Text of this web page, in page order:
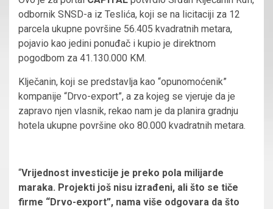
odbornik SNSD-a iz Teslića, koji se na licitaciji za 12
parcela ukupne površine 56.405 kvadratnih metara,
pojavio kao jedini ponuđač i kupio je direktnom
pogodbom za 41.130.000 KM.
Klječanin, koji se predstavlja kao “opunomoćenik”
kompanije “Drvo-export”, a za kojeg se vjeruje da je
zapravo njen vlasnik, rekao nam je da planira gradnju
hotela ukupne površine oko 80.000 kvadratnih metara.
“Vrijednost investicije je preko pola milijarde
maraka. Projekti još nisu izrađeni, ali što se tiče
firme “Drvo-export”, nama više odgovara da što